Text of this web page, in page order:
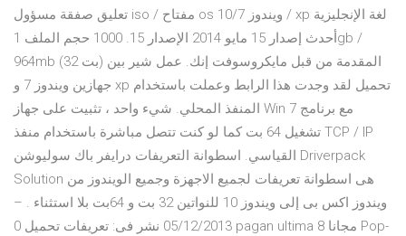
تعليق صفقة مسؤول iso / مفتاح os ويندوز 10/7 / xp لغة الإنجليزية
أحدث إصدار 15 مايو 2014 الإصدار 15. 1000 حجم الملف 1gb /
964mb (32 بت) المقدمة من قبل مايكروسوفت إنك. عمل شير بين
جهازين ويندوز 7 و xp تحميل لقد وجدت هذا الرابط وعملت باستخدام
المنفذ المحلي. شيء واحد ، تثبيت على جهاز Win 7 مع برنامج
تشغيل 64 بت كما لو كنت تتصل مباشرة باستخدام منفذ TCP / IP
القياسي. اسطوانة التعريفات درايفر باك سوليوشن Driverpack
Solution هى اسطوانة تعريفات لجميع الاجهزة وجميع الويندوز من
ويندوز اكس بى إلى ويندوز 10 للنواتين 32 بت و 64بت بلا استثناء . –
05/12/2013 نشر فى: تعريفات تحميل 0 pagan ultima 8 مجانا Pop-